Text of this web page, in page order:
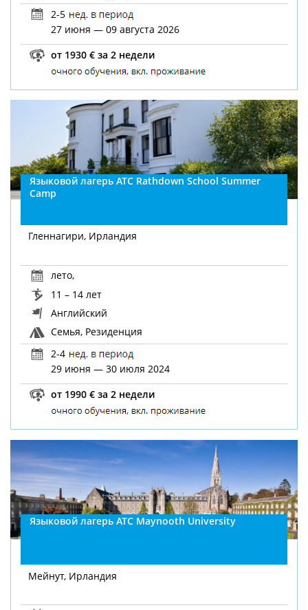
2-5
27 июня — 09 августа 2026
от 1930 € за 2 недели
Языковой лагерь ATC Rathdown School Summer
Camp
Гленнагири, Ирландия
лето,
11 – 14 лет
Английский
Семья, Резиденция
2-4
29 июня — 30 июля 2024
от 1990 € за 2 недели
Языковой лагерь ATC Maynooth University
Мейнут, Ирландия